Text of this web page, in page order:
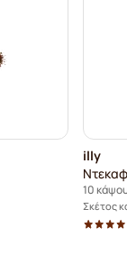
illy
10
Σκέτος